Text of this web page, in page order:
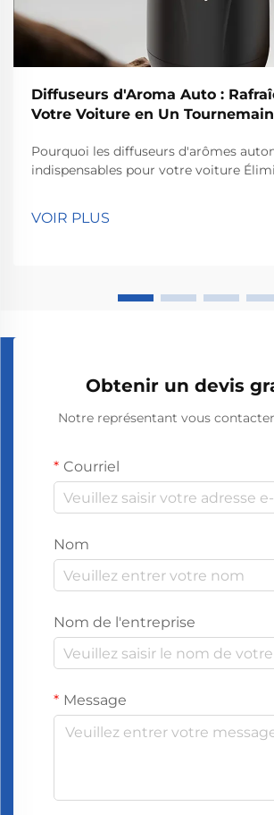
Diffuseurs d'Aroma Auto :
Votre Voiture en Un Tournemain
Pourquoi les diffuseurs d'arômes
indispensables pour votre voiture
débarrasser des mauvaises odeurs à
VOIR PLUS
Obtenir un devis
Notre représentant vous
Courriel
Nom
Nom de l'entreprise
Message